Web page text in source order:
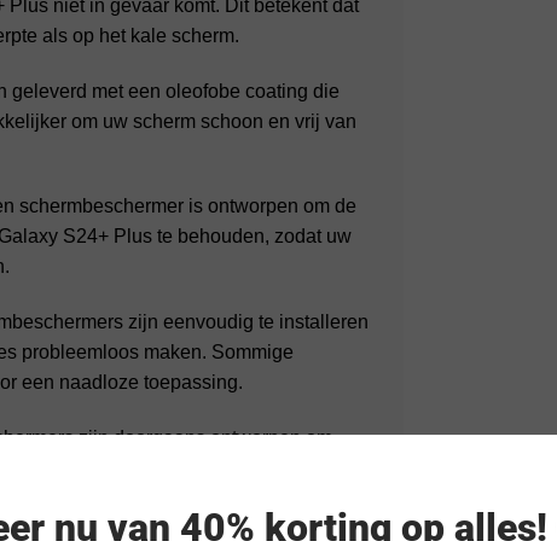
niet in gevaar komt. Dit betekent dat
als op het kale scherm.
geleverd met een oleofobe coating die
om uw scherm schoon en vrij van
schermbeschermer is ontworpen om de
S24+ Plus te behouden, zodat uw
zijn eenvoudig te installeren
probleemloos maken. Sommige
een naadloze toepassing.
zijn doorgaans ontworpen om
waardoor de kans op
nu van 40% korting op alles!